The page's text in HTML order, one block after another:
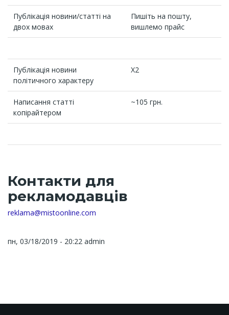
Публікація новини/статті на
двох мовах
Пишіть на пошту,
вишлемо прайс
Публікація новини
політичного характеру
X2
Написання статті
копірайтером
~105 грн.
Контакти для
рекламодавців
reklama@mistoonline.com
пн, 03/18/2019 - 20:22 admin